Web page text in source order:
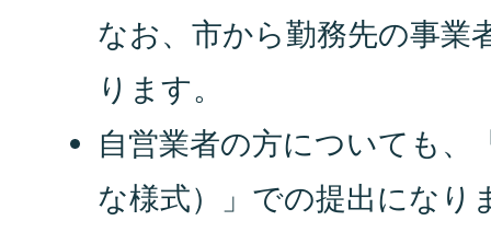
なお、市から勤務先の事業
ります。
自営業者の方についても、
な様式）」での提出になり